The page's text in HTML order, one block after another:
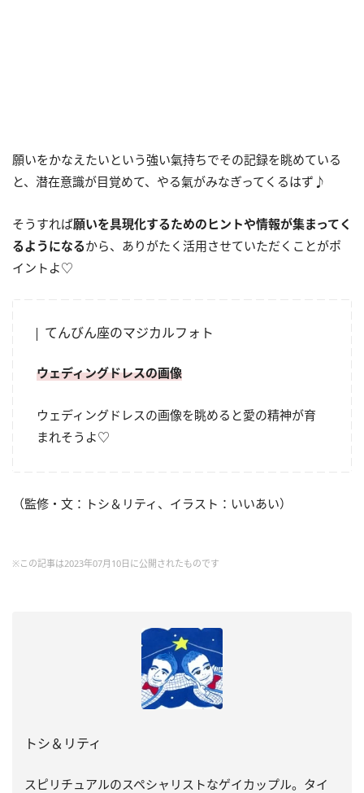
願いをかなえたいという強い氣持ちでその記録を眺めている
と、潜在意識が目覚めて、やる氣がみなぎってくるはず♪
そうすれば願いを具現化するためのヒントや情報が集まってく
るようになるから、ありがたく活用させていただくことがポ
イントよ♡
てんびん座のマジカルフォト
ウェディングドレスの画像
ウェディングドレスの画像を眺めると愛の精神が育
まれそうよ♡
（監修・文：トシ＆リティ、イラスト：いいあい）
※この記事は2023年07月10日に公開されたものです
トシ＆リティ
スピリチュアルのスペシャリストなゲイカップル。タイ